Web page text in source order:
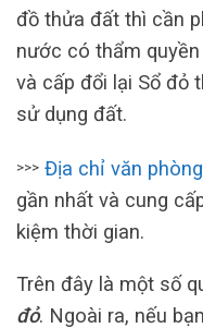
đồ thửa đất thì cần
nước có thẩm
và cấp đổi lại Sổ đỏ
sử dụng đất.
>>> Địa chỉ văn
gần nhất và cung
kiệm thời gian.
Trên đây là một số
đỏ. Ngoài ra, nếu